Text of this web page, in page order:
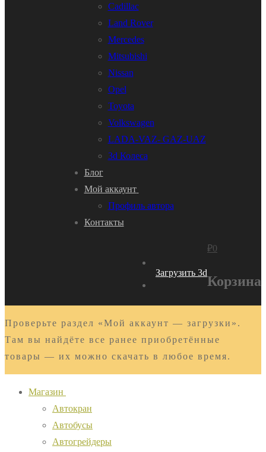
Cadillac
Land Rover
Mercedes
Mitsubishi
Nissan
Opel
Toyota
Volkswagen
LADA-VAZ- GAZ-UAZ
3d Колеса
Блог
Мой аккаунт
Профиль автора
Контакты
Загрузить 3d
₽0
Корзина
Проверьте раздел «Мой аккаунт — загрузки».
Там вы найдёте все ранее приобретённые
товары — их можно скачать в любое время.
Магазин
Автокран
Автобусы
Автогрейдеры